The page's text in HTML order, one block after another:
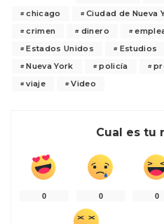
chicago
Ciudad de Nueva
crimen
dinero
Estados Unidos
Estudios
Nueva York
policía
viaje
Video
Cual es tu
0 0 0